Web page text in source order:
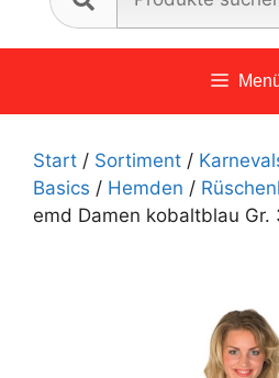
Start / Sortiment /
Basics / Hemden /
emd Damen kobaltblau Gr.